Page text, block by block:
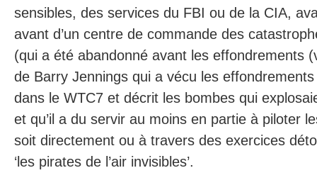
sensibles, des services du FBI ou de la CIA,
avant d’un centre de commande des
(qui a été abandonné avant les effondrements
de Barry Jennings qui a vécu les
dans le WTC7 et décrit les bombes qui
et qu’il a du servir au moins en partie à piloter
soit directement ou à travers des exercices
‘les pirates de l’air invisibles’.